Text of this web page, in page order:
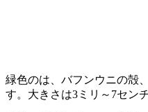
緑色のは、バフンウニの殻
す。大きさは3ミリ～7セン